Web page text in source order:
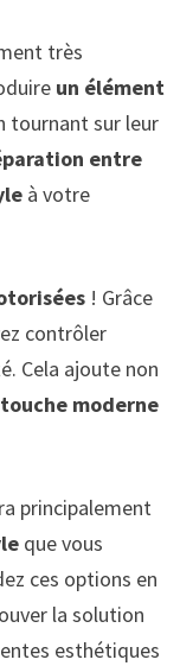
très
un élément
tournant sur leur
entre
à votre
! Grâce
contrôler
Cela ajoute non
moderne
principalement
que vous
ces options en
la solution
esthétiques